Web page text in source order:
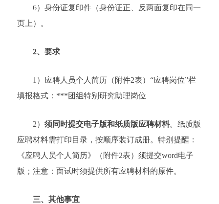
6）身份证复印件（身份证正、反两面复印在同一
页上）。
2、要求
1）应聘人员个人简历（附件2表）“应聘岗位”栏
填报格式：***团组特别研究助理岗位
2） 须同时提交电子版和纸质版应聘材料。纸质版
应聘材料需打印目录，按顺序装订成册。特别提醒：
《应聘人员个人简历》（附件2表）须提交word电子
版；注意：面试时须提供所有应聘材料的原件。
三、其他事宜